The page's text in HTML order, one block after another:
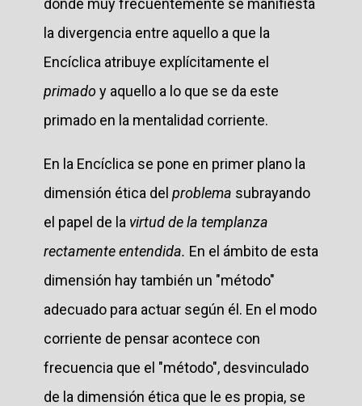
la divergencia entre aquello a que la
Encíclica atribuye explícitamente el
primadoy aquello a lo que se da este
primado en la mentalidad corriente.
En la Encíclica se pone en primer plano la
dimensión ética del problema subrayando
el papel de la virtud de la templanza
rectamente entendida. En el ámbito de esta
dimensión hay también un "método"
adecuado para actuar según él. En el modo
corriente de pensar acontece con
frecuencia que el "método", desvinculado
de la dimensión ética que le es propia, se